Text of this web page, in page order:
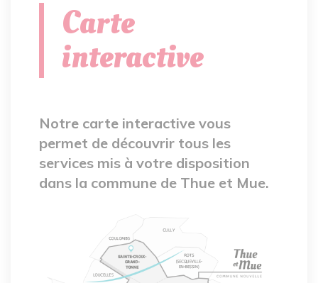
Carte
interactive
Notre carte interactive vous
permet de découvrir tous les
services mis à votre disposition
dans la commune de Thue et Mue.